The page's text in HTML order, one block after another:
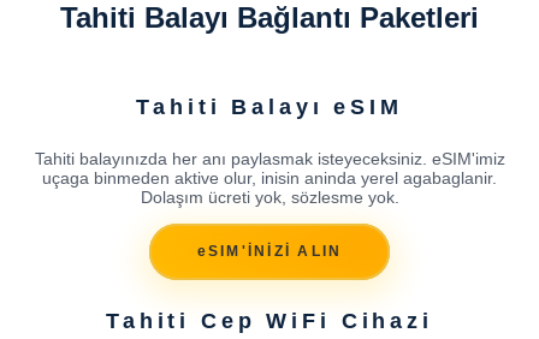
Tahiti Balayı Bağlantı Paketleri
Tahiti Balayı eSIM
Tahiti balayınızda her anı paylasmak isteyeceksiniz. eSIM'imiz
uçaga binmeden aktive olur, inisin aninda yerel agabaglanir.
Dolaşım ücreti yok, sözlesme yok.
eSIM'İNİZİ ALIN
Tahiti Cep WiFi Cihazi